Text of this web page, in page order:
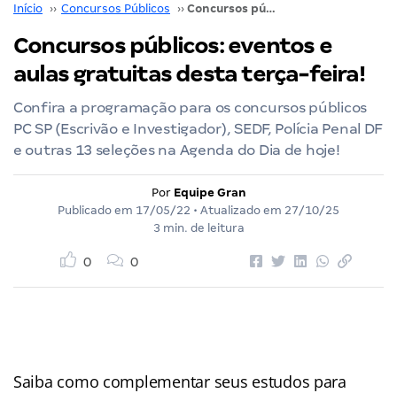
Início ›› Concursos Públicos ›› Concursos públicos: eventos e aulas gratuitas desta terça-feira!
Concursos públicos: eventos e
aulas gratuitas desta terça-feira!
Confira a programação para os concursos públicos
PC SP (Escrivão e Investigador), SEDF, Polícia Penal DF
e outras 13 seleções na Agenda do Dia de hoje!
Por Equipe Gran
Publicado em 17/05/22 • Atualizado em 27/10/25
3 min. de leitura
0 0
Saiba como complementar seus estudos para